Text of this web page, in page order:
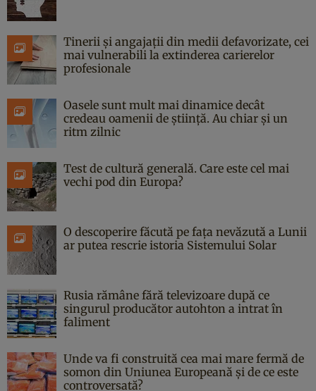
Tinerii și angajații din medii defavorizate, cei
mai vulnerabili la extinderea carierelor
profesionale
Oasele sunt mult mai dinamice decât
credeau oamenii de știință. Au chiar și un
ritm zilnic
Test de cultură generală. Care este cel mai
vechi pod din Europa?
O descoperire făcută pe fața nevăzută a Lunii
ar putea rescrie istoria Sistemului Solar
Rusia rămâne fără televizoare după ce
singurul producător autohton a intrat în
faliment
Unde va fi construită cea mai mare fermă de
somon din Uniunea Europeană și de ce este
controversată?